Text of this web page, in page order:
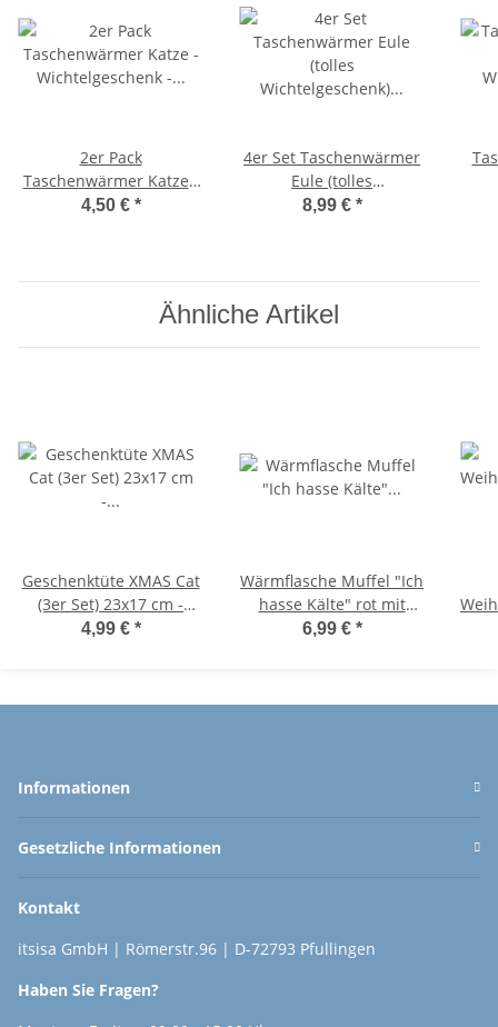
2er Pack
Taschenwärmer Katze -
Wichtelgeschenk -
4,50 € *
4er Set Taschenwärmer
Eule (tolles
Wichtelgeschenk)
8,99 € *
Ähnliche Artikel
Geschenktüte XMAS Cat
(3er Set) 23x17 cm -
"Weihnachten kann
4,99 € *
Wärmflasche Muffel "Ich
hasse Kälte" rot mit
Überzug, 2L - Bettflasche
6,99 € *
Informationen
Gesetzliche Informationen
Kontakt
itsisa GmbH | Römerstr.96 | D-72793 Pfullingen
Haben Sie Fragen?